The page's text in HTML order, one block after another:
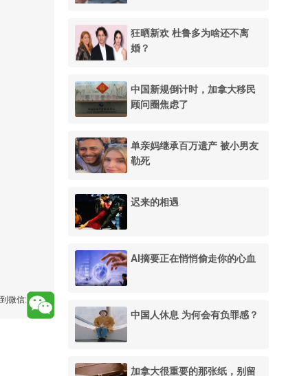
狂晒新欢 杜鲁多为啥还不离
婚？
中国新规倒计时，加拿大移民
顾问圈焦虑了
单亲妈继承百万遗产 被小男友
勒死
迟来的相遇
AI摘要正在悄悄偷走你的心血
中国人休息 为何会有负罪感？
加拿大很重要的那张纸，别留
微信: